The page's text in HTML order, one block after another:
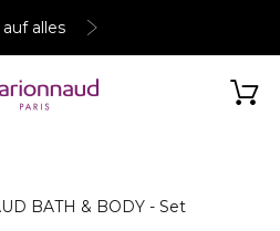
auf alles
BATH & BODY - Set